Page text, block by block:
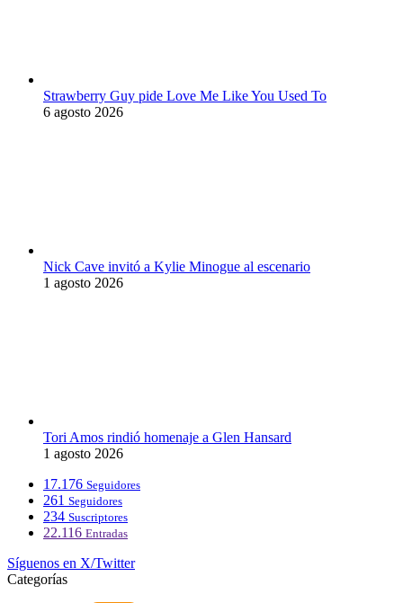
Strawberry Guy pide Love Me Like You Used To
6 agosto 2026
Nick Cave invitó a Kylie Minogue al escenario
1 agosto 2026
Tori Amos rindió homenaje a Glen Hansard
1 agosto 2026
17.176 Seguidores
261 Seguidores
234 Suscriptores
22.116 Entradas
Síguenos en X/Twitter
Categorías